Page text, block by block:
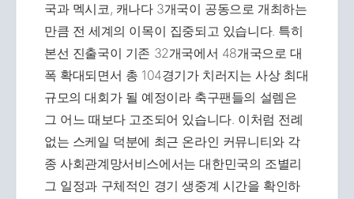
국과 멕시코, 캐나다 3개국이 공동으로 개최하는
만큼 전 세계의 이목이 집중되고 있습니다. 특히
본선 진출국이 기존 32개국에서 48개국으로 대
폭 확대되면서 총 104경기가 치러지는 사상 최대
규모의 대회가 될 예정이라 축구팬들의 설렘은
그 어느 때보다 고조되어 있습니다. 이처럼 전례
없는 스케일 덕분에 최근 온라인 커뮤니티와 각
종 사회관계망서비스에서는 대한민국의 조별리
그 일정과 구체적인 경기 생중계 시간을 확인하